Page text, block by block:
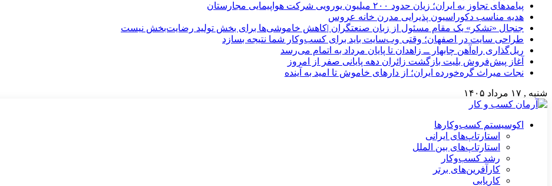
پیامدهای تجاوز به ایران؛ زیان حدود ۲۰۰ میلیون یورویی شرکت هواپیمایی مجارستان
هدیه مناسب دکوراسیون پذیرایی مدرن خانه عروس
جنجال «تشکر» یک مقام مسئول از زبان صنعتگران |کاهش خاموشی‌ها برای بخش تولید رضایت‌بخش نیست
طراحی سایت در اصفهان؛ وقتی وب‌سایت باید برای کسب‌وکار شما نتیجه بسازد
ریل‌گذاری راه‌آهن چابهار ــ زاهدان تا پایان مرداد به اتمام می‌رسد
آغاز پیش‌فروش بلیت بازگشت زائران دهه پایانی صفر از امروز
نجات میراث گره‌خورده ایران؛ از دارهای خاموش تا امید به آینده
شنبه , ۱۷ مرداد ۱۴۰۵
اکوسیستم کسب‌وکارها
استارتاپ‌های ایرانی
استارتاپ‌های بین الملل
رشد کسب‌وکار
کارآفرین‌های برتر
کاریابی